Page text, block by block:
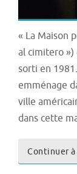
« La Maison
al cimitero
sorti en
emménage
ville
dans cette
Continuer